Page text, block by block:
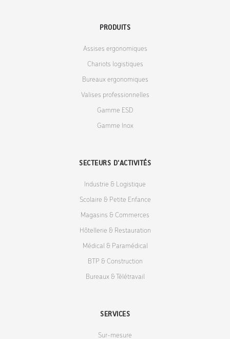
PRODUITS
Assises ergonomiques
Chariots logistiques
Bureaux ergonomiques
Valises professionnelles
Gamme ESD
Gamme Inox
SECTEURS D'ACTIVITÉS
Industrie & Logistique
Scolaire & Petite Enfance
Magasins & Commerces
Hôtellerie & Restauration
Médical & Paramédical
BTP & Construction
Bureaux & Télétravail
SERVICES
Sur-mesure